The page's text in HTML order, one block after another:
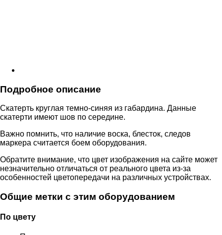
Подробное описание
Скатерть круглая темно-синяя из габардина. Данные
скатерти имеют шов по середине.
Важно помнить, что наличие воска, блесток, следов
маркера считается боем оборудования.
Обратите внимание, что цвет изображения на сайте может
незначительно отличаться от реального цвета из-за
особенностей цветопередачи на различных устройствах.
Общие метки с этим оборудованием
По цвету